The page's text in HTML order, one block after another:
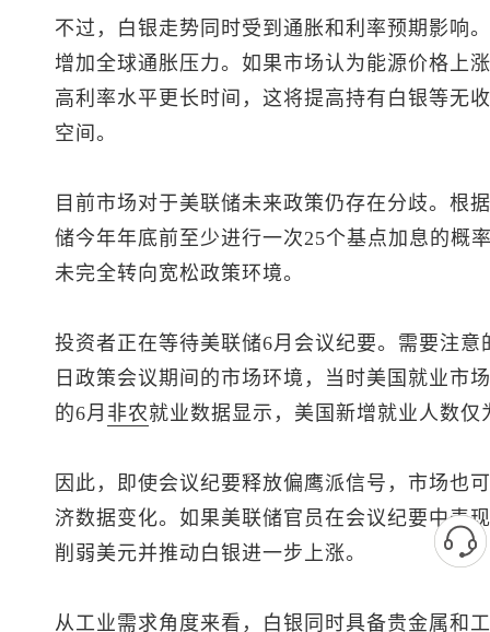
不过，白银走势同时受到通胀和利率预期影响
增加全球通胀压力。如果市场认为能源价格上
高利率水平更长时间，这将提高持有白银等无
空间。
目前市场对于美联储未来政策仍存在分歧。根
储今年年底前至少进行一次25个基点加息的概
未完全转向宽松政策环境。
投资者正在等待美联储6月会议纪要。需要注
日政策会议期间的市场环境，当时美国就业市
的6月 非农就业数据显示，美国新增就业人数
因此，即使会议纪要释放偏鹰派信号，市场也
济数据变化。如果美联储官员在会议纪要中表
削弱美元并推动白银进一步上涨。
从工业需求角度来看，白银同时具备贵金属和